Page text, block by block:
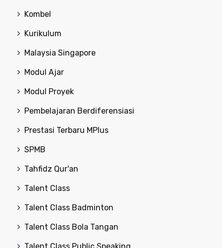
Kombel
Kurikulum
Malaysia Singapore
Modul Ajar
Modul Proyek
Pembelajaran Berdiferensiasi
Prestasi Terbaru MPlus
SPMB
Tahfidz Qur'an
Talent Class
Talent Class Badminton
Talent Class Bola Tangan